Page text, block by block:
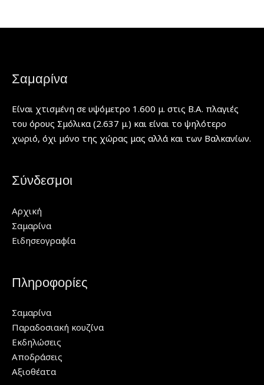
Σαμαρίνα
Είναι χτισμένη σε υψόμετρο 1.600 μ. στις Β.Α. πλαγιές
του όρους Σμόλικα (2.637 μ.) και είναι το ψηλότερο
χωριό, όχι μόνο της χώρας μας αλλά και των Βαλκανίων.
Σύνδεσμοι
Αρχική
Σαμαρίνα
Ειδησεογραφία
Πληροφορίες
Σαμαρίνα
Παραδοσιακή κουζίνα
Εκδηλώσεις
Αποδράσεις
Αξιοθέατα